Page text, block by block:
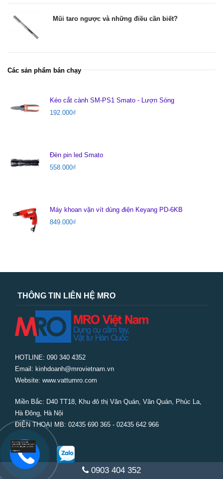
Mũi taro ngược và những điều cần biết?
Các sản phẩm bán chạy
Kéo cắt cành SM-PS1 Smato - Lượn Sóng
192.000₫
Đèn pin led Smato
558.000₫
Máy khoan vặn vít dùng điện Keyang PD-6KB
849.000₫
THÔNG TIN LIÊN HỆ MRO
HOTLINE: 090 340 4352
Email: kinhdoanh@mrovietnam.vn
Website: www.vattumro.com
Miền Bắc: D40 TT18, Khu đô thị Văn Quán, Văn Quán, Phúc La,
Hà Đông, Hà Nội
ĐIỆN THOẠI MB: 02435 690 365 - 02435 642 966
0903 404 352